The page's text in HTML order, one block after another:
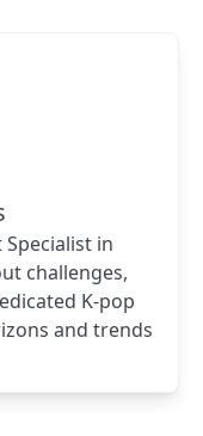
Specialist in
challenges,
K-pop
and trends